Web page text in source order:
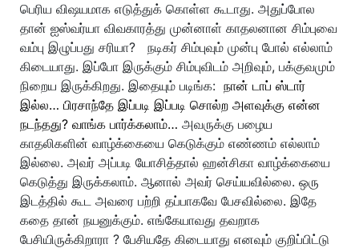
பெரிய விஷயமாக எடுத்துக் கொள்ள கூடாது. அதுப்போல
தான் ஐஸ்வர்யா விவகாரத்து முன்னாள் காதலனான சிம்புவை
வம்பு இழுப்பது சரியா?
நடிகர் சிம்புவும் முன்பு போல் எல்லாம்
கிடையாது. இப்போ இருக்கும் சிம்புவிடம் அறிவும், பக்குவமும்
நிறைய இருக்கிறது. இதையும் படிங்க: நான் டாப் ஸ்டார்
இல்ல… பிரசாந்தே இப்படி இப்படி சொல்ற அளவுக்கு என்ன
நடந்தது? வாங்க பார்க்கலாம்… அவருக்கு பழைய
காதலிகளின் வாழ்க்கையை கெடுக்கும் எண்ணம் எல்லாம்
இல்லை. அவர் அப்படி யோசித்தால் ஹன்சிகா வாழ்க்கையை
கெடுத்து இருக்கலாம். ஆனால் அவர் செய்யவில்லை. ஒரு
இடத்தில் கூட அவரை பற்றி தப்பாகவே பேசவில்லை. இதே
கதை தான் நயனுக்கும். எங்கேயாவது தவறாக
பேசியிருக்கிறாரா ? பேசியதே கிடையாது எனவும் குறிப்பிட்டு